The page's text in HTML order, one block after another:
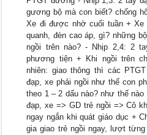
gương bộ mà con biết? chống
Xe đi được nhờ cuối tuần +
quanh, đèn cao áp, gì? những
ngồi trên nào? - Nhịp 2,4: 2
phương tiện + Khi ngồi trên
nhiên: giao thông thì các
đạp, xe phải ngồi như thế con
theo 1 – 2 dấu nào? như thế
đạp, xe => GD trẻ ngồi => Cô
ngay ngắn khi quát giáo dục +
gia giao trẻ ngồi ngay, lượt